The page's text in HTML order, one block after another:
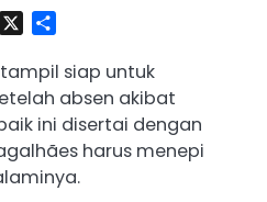
Line
siap untuk
absen akibat
ini disertai dengan
harus menepi